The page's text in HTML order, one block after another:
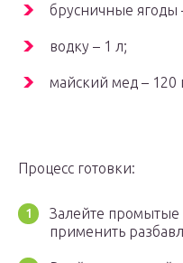
брусничные ягоды
водку – 1 л;
майский мед – 120
Процесс готовки:
Залейте промытые
применить